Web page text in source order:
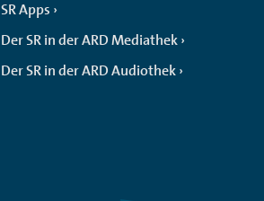
SR Apps
Der SR in der ARD Mediathek
Der SR in der ARD Audiothek